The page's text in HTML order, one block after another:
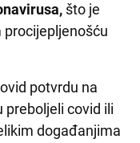
što je
procijepljenošću
potvrdu na
preboljeli covid ili
događanjima